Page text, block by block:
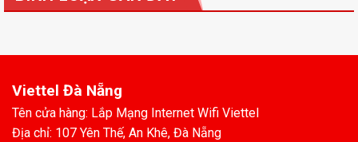
Viettel Đà Nẵng
Tên cửa hàng: Lắp Mạng Internet Wifi Viettel
Địa chỉ: 107 Yên Thế, An Khê, Đà Nẵng